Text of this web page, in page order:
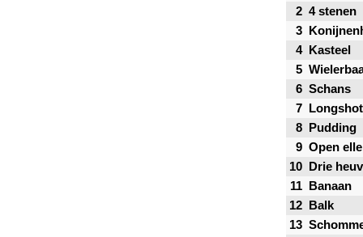
2 4 stenen
3
4
Kasteel
5
6 Schans
7
Longshot
8
Pudding
9 Open
10
Drie
11
Banaan
12
Balk
13